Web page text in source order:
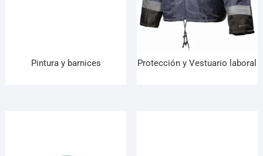
Pintura y barnices Protección y Vestuario laboral